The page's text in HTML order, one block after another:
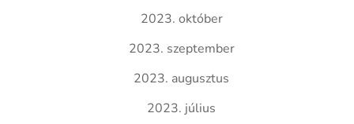
2023. október
2023. szeptember
2023. augusztus
2023. július